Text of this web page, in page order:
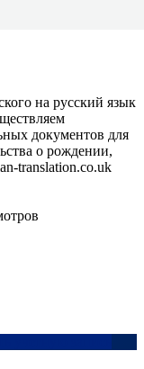
на русский язык
документов для
о рождении,
translation.co.uk